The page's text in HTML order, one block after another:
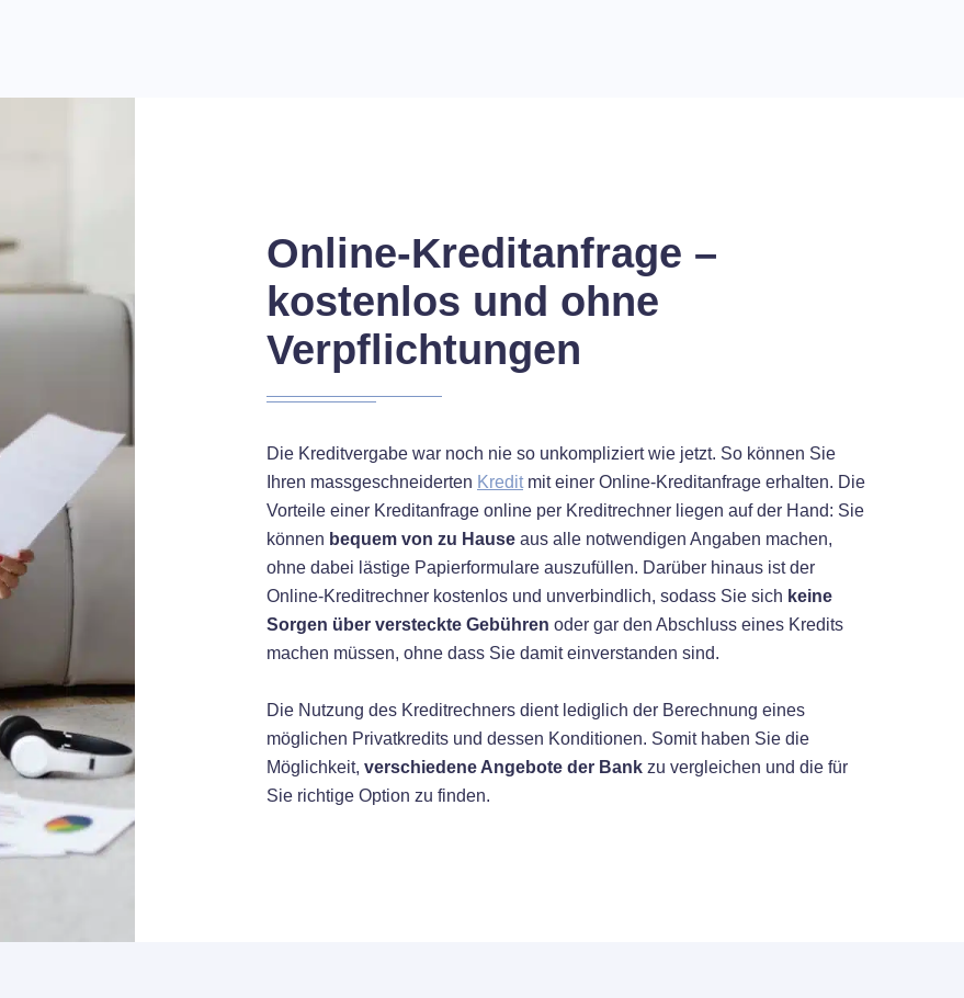
Online-Kreditanfrage –
kostenlos und ohne
Verpflichtungen
Die Kreditvergabe war noch nie so unkompliziert wie jetzt. So können Sie
Ihren massgeschneiderten Kreditmit einer Online-Kreditanfrage erhalten. Die
Vorteile einer Kreditanfrage online per Kreditrechner liegen auf der Hand: Sie
können bequem von zu Hause aus alle notwendigen Angaben machen,
ohne dabei lästige Papierformulare auszufüllen. Darüber hinaus ist der
Online-Kreditrechner kostenlos und unverbindlich, sodass Sie sich keine
Sorgen über versteckte Gebühren oder gar den Abschluss eines Kredits
machen müssen, ohne dass Sie damit einverstanden sind.
Die Nutzung des Kreditrechners dient lediglich der Berechnung eines
möglichen Privatkredits und dessen Konditionen. Somit haben Sie die
Möglichkeit, verschiedene Angebote der Bank zu vergleichen und die für
Sie richtige Option zu finden.